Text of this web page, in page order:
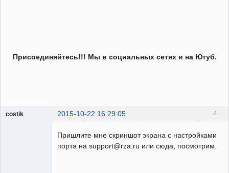
Присоединяйтесь!!! Мы в социальных сетях и на Ютуб.
4
costik 2015-10-22 16:29:05
Пришлите мне скриншот экрана с настройками
порта на support@rza.ru или сюда, посмотрим.